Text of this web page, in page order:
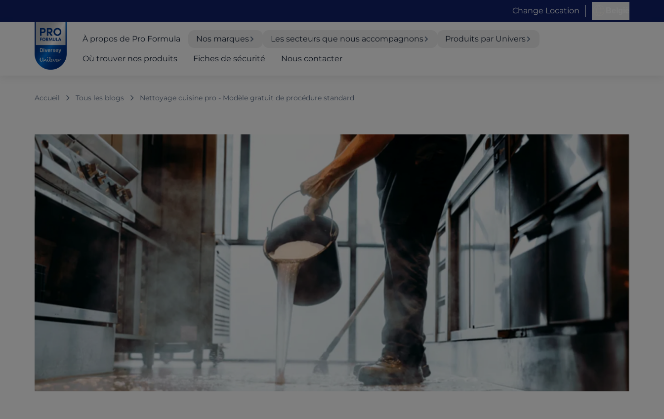
Change Location
Pro Formula
À propos de Pro Formula
Nos marques Les secteurs que nous accompagnons Produits par Univers
Où trouver nos produits Fiches de sécurité Nous contacter
Accueil Tous les blogs Nettoyage cuisine pro - Modèle gratuit de procédure standard